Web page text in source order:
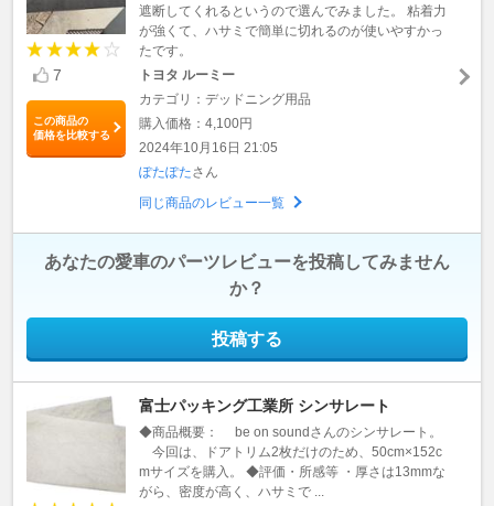
7
この商品の
価格を比較する
遮断してくれるというので選んでみました。 粘着力
が強くて、ハサミで簡単に切れるのが使いやすかっ
たです。
トヨタ ルーミー
カテゴリ：デッドニング用品
購入価格：4,100円
2024年10月16日 21:05
ぽたぽたさん
同じ商品のレビュー一覧
あなたの愛車のパーツレビューを投稿してみません
か？
投稿する
富士パッキング工業所 シンサレート
◆商品概要： be on soundさんのシンサレート。
今回は、ドアトリム2枚だけのため、50cm×152c
mサイズを購入。 ◆評価・所感等 ・厚さは13mmな
がら、密度が高く、ハサミで ...